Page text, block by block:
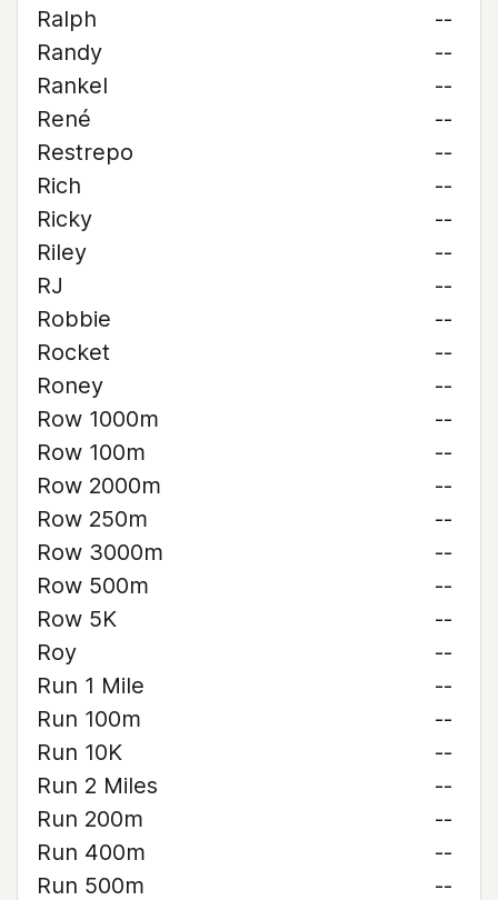
Ralph
--
Randy
--
Rankel
--
René
--
Restrepo
--
Rich
--
Ricky
--
Riley
--
RJ
--
Robbie
--
Rocket
--
Roney
--
Row 1000m
--
Row 100m
--
Row 2000m
--
Row 250m
--
Row 3000m
--
Row 500m
--
Row 5K
--
Roy
--
Run 1 Mile
--
Run 100m
--
Run 10K
--
Run 2 Miles
--
Run 200m
--
Run 400m
--
Run 500m
--